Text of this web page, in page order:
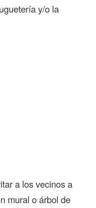
y/o la
a los vecinos a
mural o árbol de